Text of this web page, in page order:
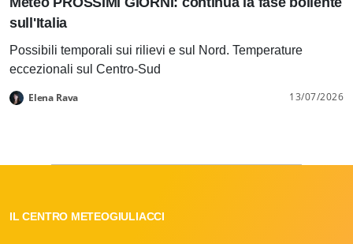
sull'Italia
Possibili temporali sui rilievi e sul Nord. Temperature
eccezionali sul Centro-Sud
Elena Rava 13/07/2026
IL CENTRO METEOGIULIACCI